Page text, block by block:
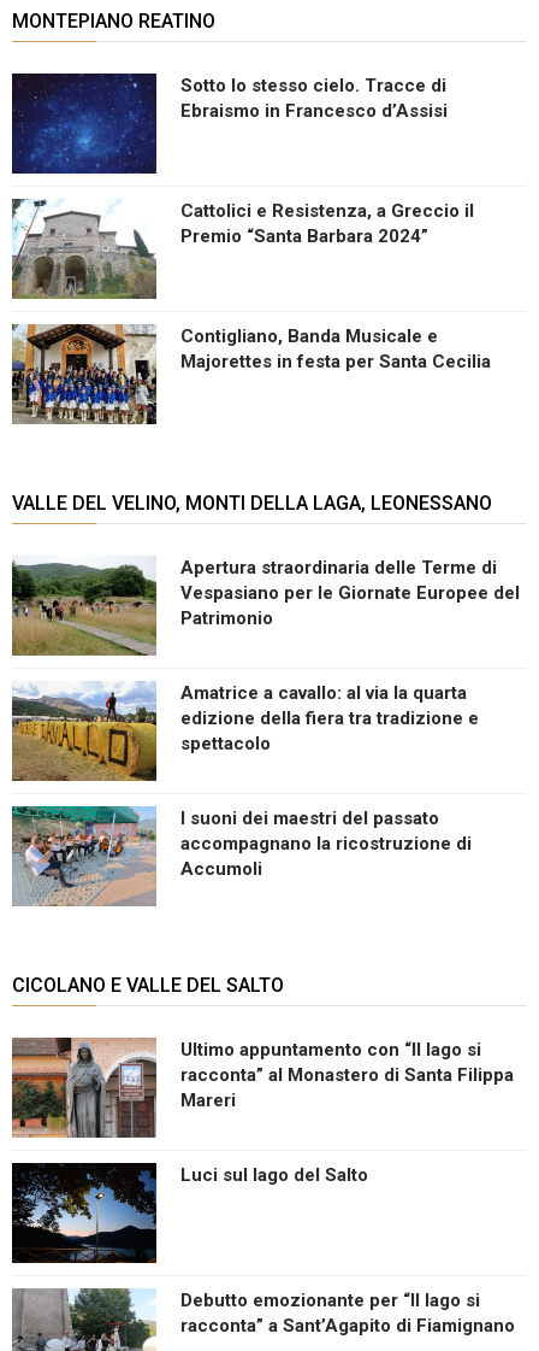
MONTEPIANO REATINO
Sotto lo stesso cielo. Tracce di
Ebraismo in Francesco d’Assisi
Cattolici e Resistenza, a Greccio il
Premio “Santa Barbara 2024”
Contigliano, Banda Musicale e
Majorettes in festa per Santa Cecilia
VALLE DEL VELINO, MONTI DELLA LAGA, LEONESSANO
Apertura straordinaria delle Terme di
Vespasiano per le Giornate Europee del
Patrimonio
Amatrice a cavallo: al via la quarta
edizione della fiera tra tradizione e
spettacolo
I suoni dei maestri del passato
accompagnano la ricostruzione di
Accumoli
CICOLANO E VALLE DEL SALTO
Ultimo appuntamento con “Il lago si
racconta” al Monastero di Santa Filippa
Mareri
Luci sul lago del Salto
Debutto emozionante per “Il lago si
racconta” a Sant’Agapito di Fiamignano